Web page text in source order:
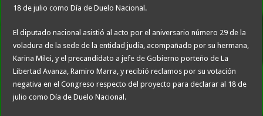
18 de julio como Día de Duelo Nacional.
El diputado nacional asistió al acto por el aniversario número 29 de la
voladura de la sede de la entidad judía, acompañado por su hermana,
Karina Milei, y el precandidato a jefe de Gobierno porteño de La
Libertad Avanza, Ramiro Marra, y recibió reclamos por su votación
negativa en el Congreso respecto del proyecto para declarar al 18 de
julio como Día de Duelo Nacional.